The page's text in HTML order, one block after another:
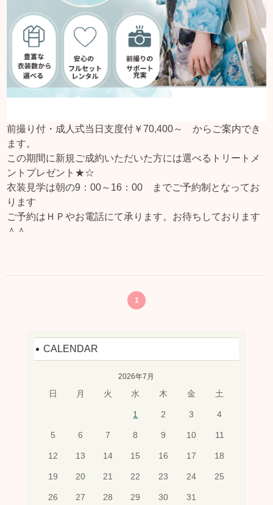
前撮り付・成人式当日支度付￥70,400～ からご案内でき
ます。
この期間に新規ご成約いただいた方には選べるトリートメ
ントプレゼント★☆
衣装見学は朝の9：00～16：00 までご予約制となってお
ります
ご予約はＨＰやお電話にて承ります。お待ちしております
＾＾
1
CALENDAR
2026年7月
日 月 火 水 木 金 土
1 2 3 4
5 6 7 8 9 10 11
12 13 14 15 16 17 18
19 20 21 22 23 24 25
26 27 28 29 30 31